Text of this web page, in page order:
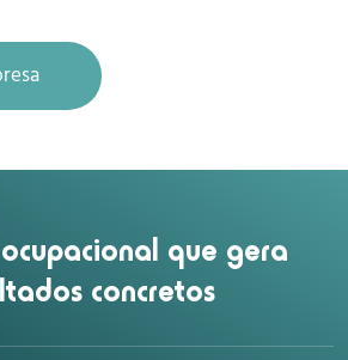
que gera
concretos